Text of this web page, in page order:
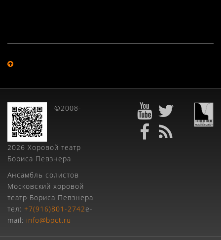
©2008-
2026 Хоровой театр
Бориса Певзнера
Ансамбль солистов
Московский хоровой
театр Бориса Певзнера
тел: +7(916)801-2742e-
mail: info@bpct.ru